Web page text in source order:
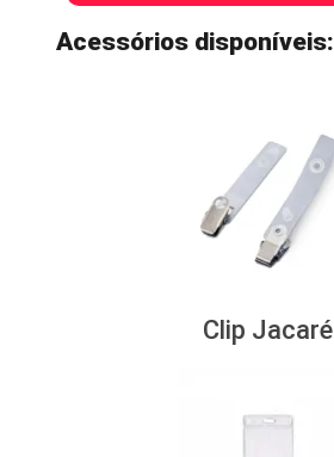
Acessórios disponíveis:
Clip Jacaré